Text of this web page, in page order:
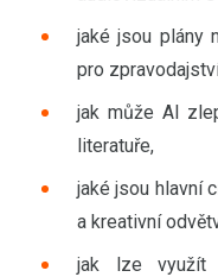
jaké jsou plány
pro
jak může AI
literatuře,
jaké jsou hlavní
a kreativní
jak lze využít